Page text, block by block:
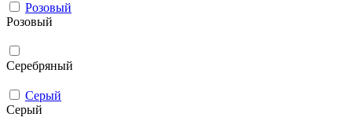
Розовый
Розовый
Серебряный
Серый
Серый